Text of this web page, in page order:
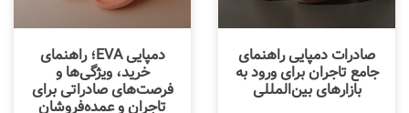
صادرات دمپایی راهنمای
جامع تاجران برای ورود به
بازارهای بین‌المللی
دمپایی EVA؛ راهنمای
خرید، ویژگی‌ها و
فرصت‌های صادراتی برای
تاجران و عمده‌فروشان